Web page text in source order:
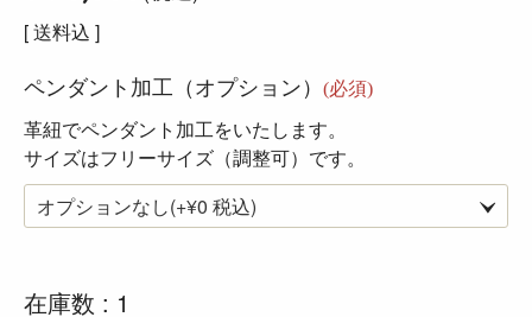
送料込
ペンダント加工（オプション） (必須)
革紐でペンダント加工をいたします。
サイズはフリーサイズ（調整可）です。
在庫数 1